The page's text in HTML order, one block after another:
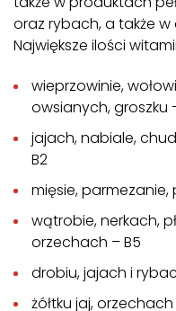
oraz rybach, a także
Największe ilości
wieprzowinie,
owsianych, groszku
jajach, nabiale,
B2
mięsie,
wątrobie, nerkach,
orzechach – B5
drobiu, jajach i
żółtku jaj,